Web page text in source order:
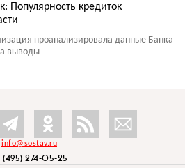
Популярность кредиток
проанализировала данные Банка
выводы
info@sostav.ru
(495) 274-05-25